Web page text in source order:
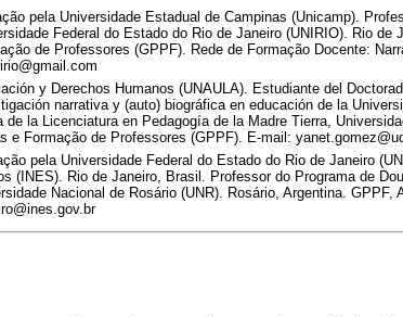
pela Universidade Estadual de Campinas (Unicamp).
Federal do Estado do Rio de Janeiro (UNIRIO). Rio
de Professores (GPPF). Rede de Formação Docente:
y Derechos Humanos (UNAULA). Estudiante del
narrativa y (auto) biográfica en educación de la
de la Licenciatura en Pedagogía de la Madre Tierra,
e Formação de Professores (GPPF). E-mail:
pela Universidade Federal do Estado do Rio de Janeiro
(INES). Rio de Janeiro, Brasil. Professor do Programa de
Nacional de Rosário (UNR). Rosário, Argentina.